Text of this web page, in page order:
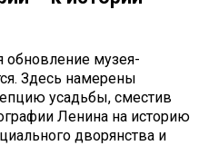
обновление музея-
Здесь намерены
усадьбы, сместив
Ленина на историю
дворянства и